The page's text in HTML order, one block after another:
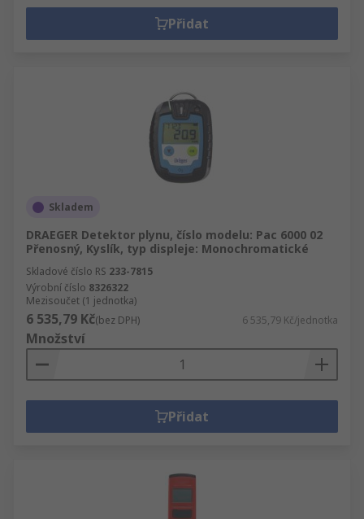
Přidat
Skladem
DRAEGER Detektor plynu, číslo modelu: Pac 6000 02
Přenosný, Kyslík, typ displeje: Monochromatické
Skladové číslo RS 233-7815
Výrobní číslo 8326322
Mezisoučet (1 jednotka)
6 535,79 Kč(bez DPH) 6 535,79 Kč/jednotka
Množství
Přidat